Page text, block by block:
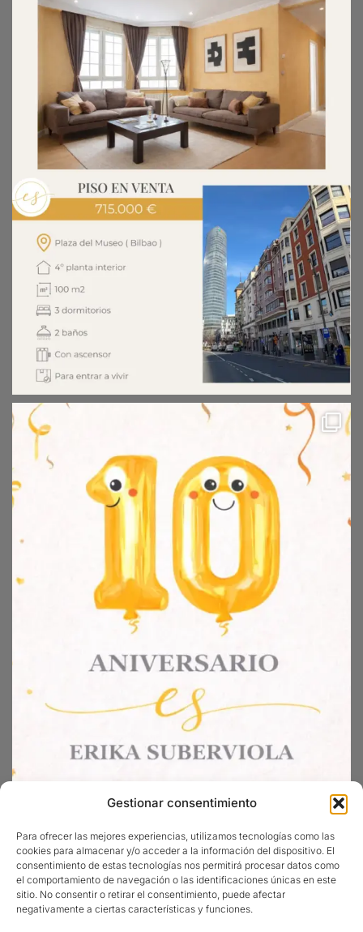
Gestionar consentimiento
Para ofrecer las mejores experiencias, utilizamos tecnologías como las
cookies para almacenar y/o acceder a la información del dispositivo. El
consentimiento de estas tecnologías nos permitirá procesar datos como
el comportamiento de navegación o las identificaciones únicas en este
sitio. No consentir o retirar el consentimiento, puede afectar
negativamente a ciertas características y funciones.
Sigueme en Instagram